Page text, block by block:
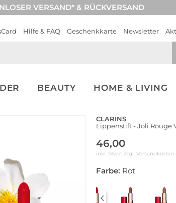
VERSAND* & RÜCKVERSAND
Hilfe & FAQ Geschenkkarte Newsletter
BEAUTY HOME & LIVING
CLARINS
Lippenstift - Joli Rouge
46,00
inkl. Mwst zzgl. Versandkosten
Farbe: Rot